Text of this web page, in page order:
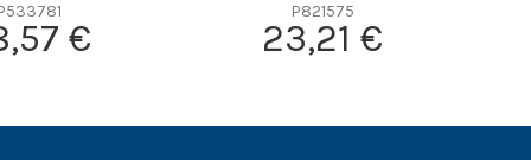
€
P821575
23,21 €